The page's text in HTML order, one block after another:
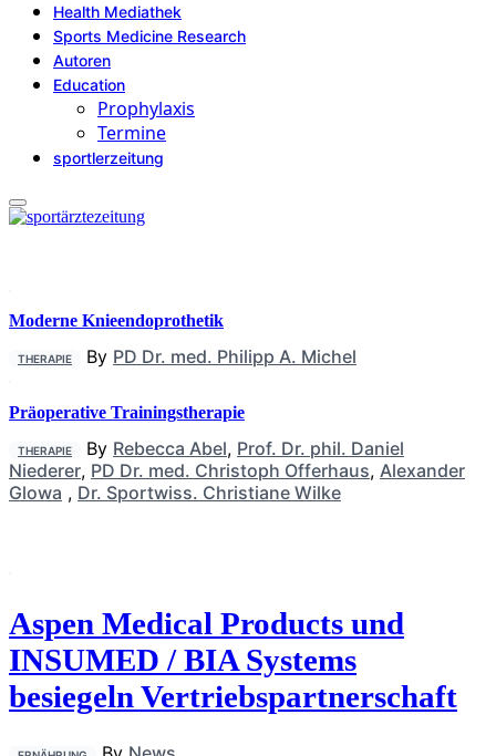
Health Mediathek
Sports Medicine Research
Autoren
Education
Prophylaxis
Termine
sportlerzeitung
Moderne Knieendoprothetik
THERAPIE By PD Dr. med. Philipp A. Michel
Präoperative Trainingstherapie
THERAPIE By Rebecca Abel, Prof. Dr. phil. Daniel
Niederer, PD Dr. med. Christoph Offerhaus, Alexander
Glowa , Dr. Sportwiss. Christiane Wilke
Aspen Medical Products und
INSUMED / BIA Systems
besiegeln Vertriebspartnerschaft